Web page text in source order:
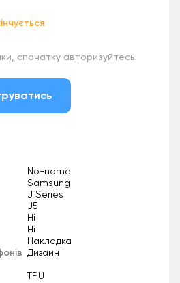
спочатку авторизуйтесь.
No-name
Samsung
J Series
J5
Ні
Ні
Накладка
Дизайн
TPU